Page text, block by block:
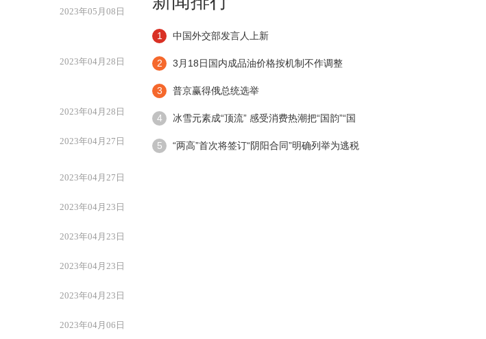
2023年05月08日
2023年04月28日
2023年04月28日
2023年04月27日
2023年04月27日
2023年04月23日
2023年04月23日
2023年04月23日
2023年04月23日
2023年04月06日
1 中国外交部发言人上新
2 3月18日国内成品油价格按机制不作调整
3 普京赢得俄总统选举
4 冰雪元素成“顶流” 感受消费热潮把“国韵”“国
潮”带回家
5 “两高”首次将签订“阴阳合同”明确列举为逃税